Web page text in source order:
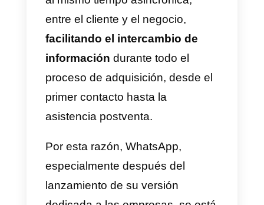
No es difícil comprender las
cada vez más grande de
empresas elije utilizar
como principal canal de
comunicación con el cliente: la
aplicación de mensajería